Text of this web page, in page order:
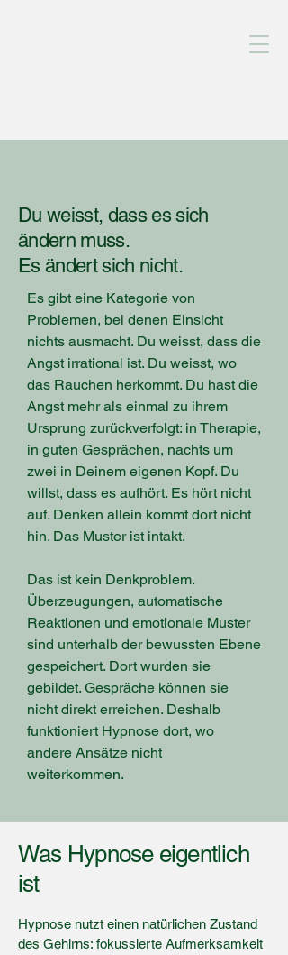
Du weisst, dass es sich
ändern muss.
Es ändert sich nicht.
Es gibt eine Kategorie von
Problemen, bei denen Einsicht
nichts ausmacht. Du weisst, dass die
Angst irrational ist. Du weisst, wo
das Rauchen herkommt. Du hast die
Angst mehr als einmal zu ihrem
Ursprung zurückverfolgt: in Therapie,
in guten Gesprächen, nachts um
zwei in Deinem eigenen Kopf. Du
willst, dass es aufhört. Es hört nicht
auf. Denken allein kommt dort nicht
hin. Das Muster ist intakt.
Das ist kein Denkproblem.
Überzeugungen, automatische
Reaktionen und emotionale Muster
sind unterhalb der bewussten Ebene
gespeichert. Dort wurden sie
gebildet. Gespräche können sie
nicht direkt erreichen. Deshalb
funktioniert Hypnose dort, wo
andere Ansätze nicht
weiterkommen.
Was Hypnose eigentlich
ist
Hypnose nutzt einen natürlichen Zustand
des Gehirns: fokussierte Aufmerksamkeit